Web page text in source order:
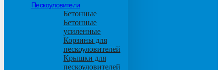
Пескоуловители
Бетонные
Бетонные
усиленные
Корзины для
пескоуловителей
Крышки для
пескоуловителей